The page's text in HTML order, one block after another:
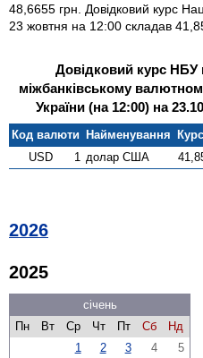
48,6655 грн. Довідковий курс
23 жовтня на 12:00 складав
Довідковий курс НБУ
міжбанківському
України (на 12:00) на
Код валюти Найменування
USD
1 долар США
2026
2025
січень
Пн
Вт Ср Чт Пт Сб
Нд
1
2 3 4
5